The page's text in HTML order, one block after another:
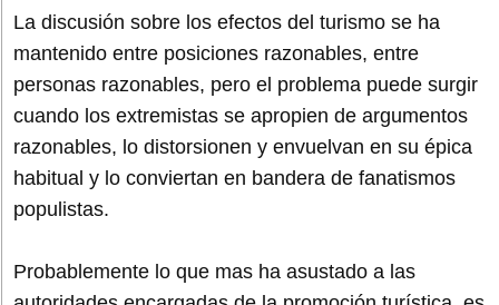
La discusión sobre los efectos del turismo se ha
mantenido entre posiciones razonables, entre
personas razonables, pero el problema puede surgir
cuando los extremistas se apropien de argumentos
razonables, lo distorsionen y envuelvan en su épica
habitual y lo conviertan en bandera de fanatismos
populistas.
Probablemente lo que mas ha asustado a las